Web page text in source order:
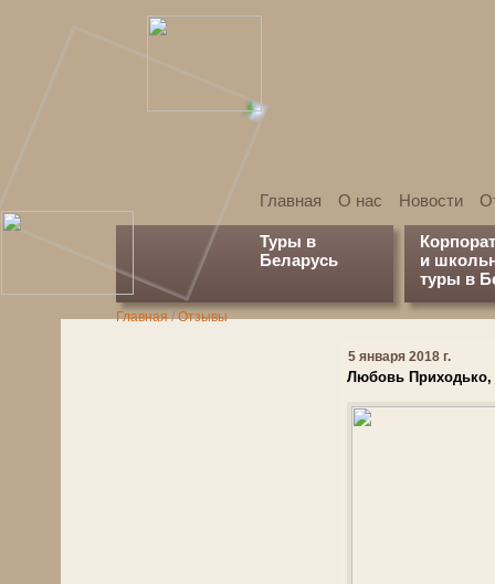
Главная О нас Новости
Туры в
Беларусь
и
туры в
Главная/Отзывы
5 января 2018 г.
Любовь Приходько,